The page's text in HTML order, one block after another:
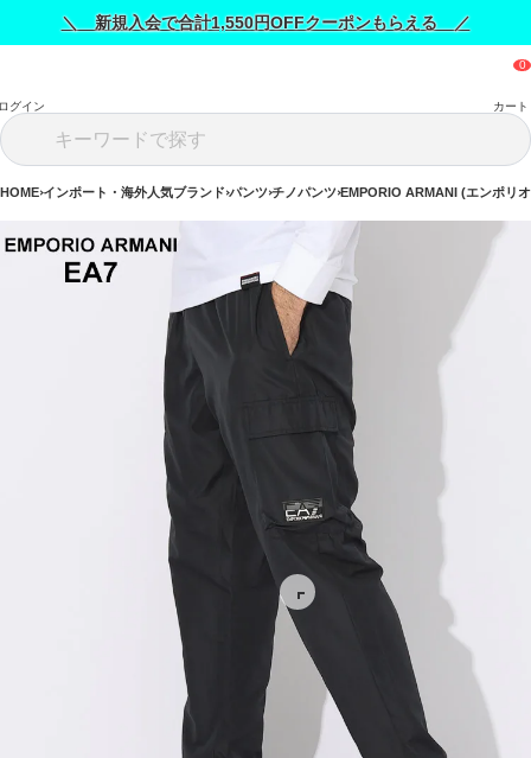
＼ 新規入会で合計1,550円OFFクーポンもらえる ／
グイン カート
HOME インポート・海外人気ブランド パンツ チノパンツ EMPORIO ARMANI (エンポリ